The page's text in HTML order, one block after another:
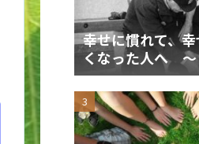
幸せに慣れて、
くなった人へ ～
を飼いならす～